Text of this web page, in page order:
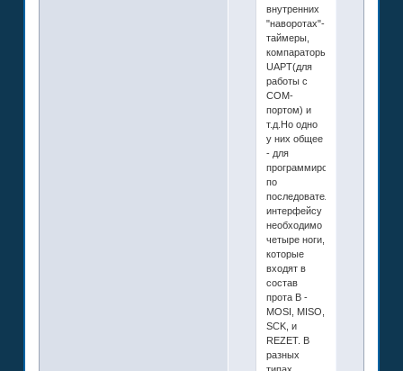
внутренних
"наворотах"-
таймеры,
компараторы,наличие
UAPT(для
работы с
СОМ-
портом) и
т.д.Но одно
у них общее
- для
программирования
по
последовательному
интерфейсу
необходимо
четыре ноги,
которые
входят в
состав
прота В -
MOSI, MISO,
SCK, и
REZET. В
разных
типах